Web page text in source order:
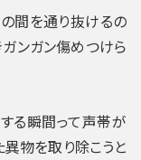
間を通り抜けるの
ンガン傷めつけら
る瞬間って声帯が
物を取り除こうと